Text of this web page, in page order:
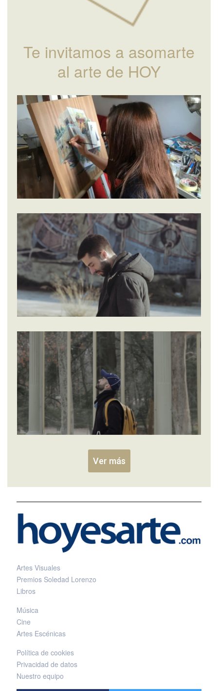
Te invitamos a asomarte
al arte de HOY
Ver más
Artes Visuales
Premios Soledad Lorenzo
Libros
Música
Cine
Artes Escénicas
Política de cookies
Privacidad de datos
Nuestro equipo